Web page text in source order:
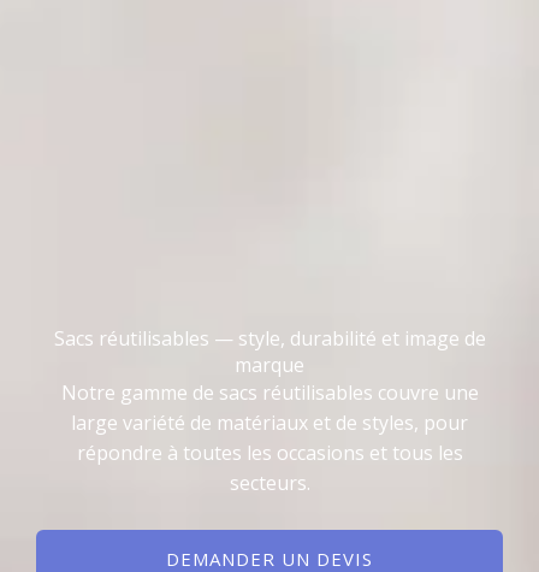
Sacs réutilisables — style, durabilité et image de
marque
Notre gamme de sacs réutilisables couvre une
large variété de matériaux et de styles, pour
répondre à toutes les occasions et tous les
secteurs.
DEMANDER UN DEVIS